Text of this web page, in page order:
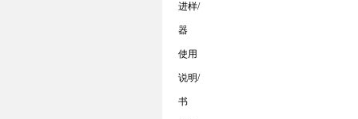
进样
器
/
使用
说明
书
/